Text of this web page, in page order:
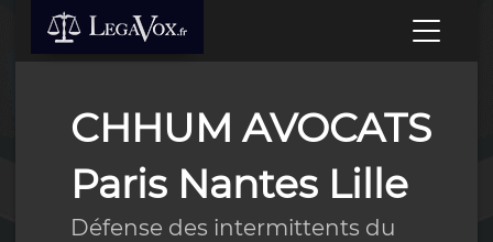
CHHUM AVOCATS
Paris Nantes Lille
Défense des intermittents du